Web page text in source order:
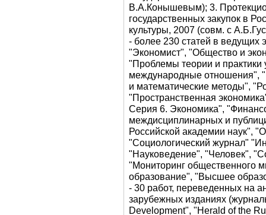
В.А.Конышевым); 3.
государственных закупок в
культуры, 2007 (совм. с
- более 230 статей в ведущих
"Экономист", "Общество и
"Проблемы теории и
международные отношения",
и математические методы",
"Пространственная
Серия 6. Экономика",
междисциплинарных и
Российской академии наук",
"Социологический журнал"
"Науковедение", "Человек",
"Мониторинг общественного
образование", "Высшее
- 30 работ, переведенных на
зарубежных изданиях
Development", "Herald of the